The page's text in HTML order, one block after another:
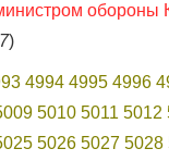
)
4994 4995 4996
5010 5011 5012
5026 5027 5028